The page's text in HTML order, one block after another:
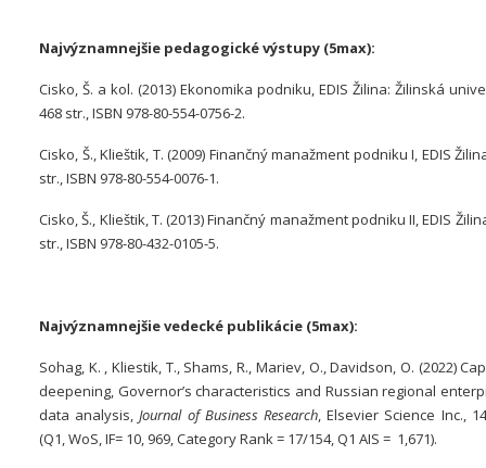
Najvýznamnejšie pedagogické výstupy (5max):
Cisko, Š. a kol. (2013) Ekonomika podniku, EDIS Žilina: Žilinská
468 str., ISBN 978-80-554-0756-2.
Cisko, Š., Klieštik, T. (2009) Finančný manažment podniku I, EDIS
str., ISBN 978-80-554-0076-1.
Cisko, Š., Klieštik, T. (2013) Finančný manažment podniku II, EDIS
str., ISBN 978-80-432-0105-5.
Najvýznamnejšie vedecké publikácie (5max):
Sohag, K. , Kliestik, T., Shams, R., Mariev, O., Davidson, O. (2022)
deepening, Governor’s characteristics and Russian regional
data analysis,Journal of Business Research, Elsevier Science Inc.,
(Q1, WoS, IF= 10, 969, Category Rank = 17/154, Q1 AIS = 1,671).